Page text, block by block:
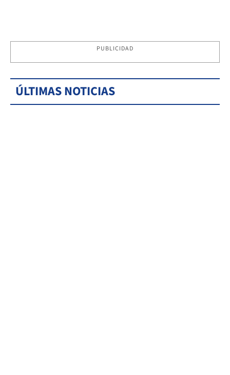
PUBLICIDAD
ÚLTIMAS NOTICIAS